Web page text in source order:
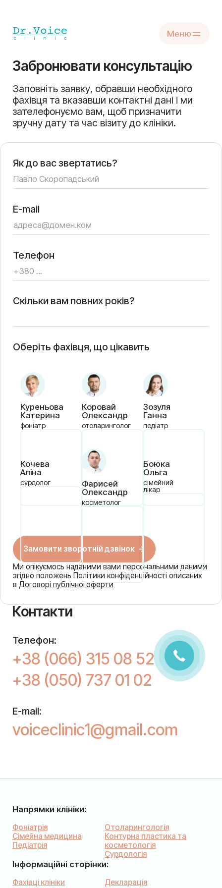
Меню
Забронювати консультацію
Заповніть заявку, обравши необхідного
фахівця та вказавши контактні дані і ми
зателефонуємо вам, щоб призначити
зручну дату та час візиту до клініки.
Як до вас звертатись?
E-mail
Телефон
Скільки вам повних років?
Оберіть фахівця, що цікавить
Куреньова
Катерина
фоніатр
Коровай
Олександр
отоларинголог
Зозуля
Ганна
педіатр
Кочева
Аліна
сурдолог
Фарисей
Олександр
косметолог
Боюка
Ольга
сімейний
лікар
Ми опікуємось наданими вами персональними даними
згідно положень Політики конфіденційності описаних
в Договорі публічної оферти
Контакти
Телефон:
+38 (066) 315 08 52
+38 (050) 737 01 02
E-mail:
voiceclinic1@gmail.com
Напрямки клініки:
Фоніатрія
Сімейна медицина
Педіатрія
Отоларингологія
Контурна пластика та
косметологія
Сурдологія
Інформаційні сторінки:
Фахівці клініки
Декларація